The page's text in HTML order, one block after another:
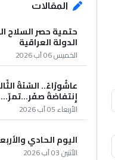
المقالات
حتمية حصر السلاح
الدولة العراقية
الخميس 06 آب 2026
عاشُورْاءُ.. السّنَةُ
إِنتفاضةُ صفَر…تمرّ...
الأربعاء 05 آب 2026
اليوم الحادي
الأثنين 03 آب 2026